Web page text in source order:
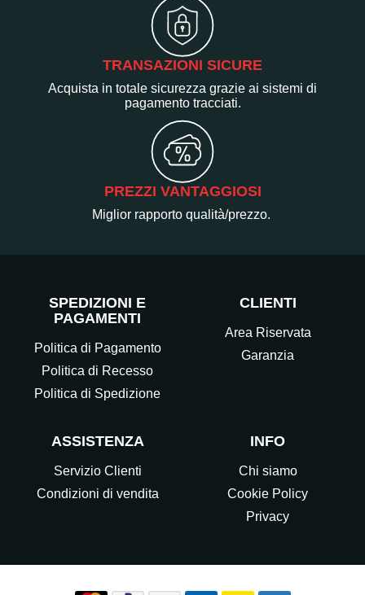
TRANSAZIONI SICURE
Acquista in totale sicurezza grazie ai sistemi di
pagamento tracciati.
PREZZI VANTAGGIOSI
Miglior rapporto qualità/prezzo.
SPEDIZIONI E
PAGAMENTI
Politica di Pagamento
Politica di Recesso
Politica di Spedizione
CLIENTI
Area Riservata
Garanzia
ASSISTENZA
Servizio Clienti
Condizioni di vendita
INFO
Chi siamo
Cookie Policy
Privacy